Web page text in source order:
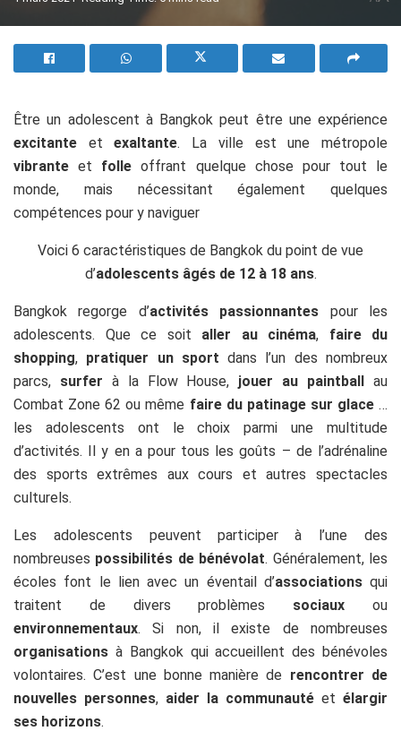
Être un adolescent à Bangkok peut être une expérience
excitante etexaltante. La ville est une métropole
vibrante et folle offrant quelque chose pour tout le
monde, mais nécessitant également quelques
compétences pour y naviguer
Voici 6 caractéristiques de Bangkok du point de vue
d’adolescents âgés de 12 à 18 ans.
Bangkok regorge d’activités passionnantes pour les
adolescents. Que ce soit aller au cinéma, faire du
shopping, pratiquer un sport dans l’un des nombreux
parcs, surfer à la Flow House, jouer au paintball au
Combat Zone 62 ou même faire du patinage sur glace…
les adolescents ont le choix parmi une multitude
d’activités. Il y en a pour tous les goûts – de l’adrénaline
des sports extrêmes aux cours et autres spectacles
culturels.
Les adolescents peuvent participer à l’une des
nombreuses possibilités de bénévolat. Généralement, les
écoles font le lien avec un éventail d’associationsqui
traitent de divers problèmes sociaux ou
environnementaux. Si non, il existe de nombreuses
organisations à Bangkok qui accueillent des bénévoles
volontaires. C’est une bonne manière de rencontrer de
nouvelles personnes, aider la communauté et élargir
ses horizons.